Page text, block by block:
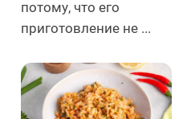
потому, что его
приготовление не ...